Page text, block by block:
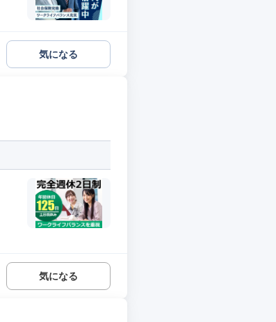
気になる
気になる